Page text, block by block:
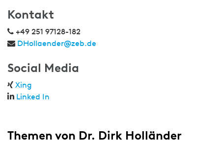
Kontakt
+49 251 97128-182
DHollaender@zeb.de
Social Media
Xing
Linked In
Themen von Dr. Dirk Holländer